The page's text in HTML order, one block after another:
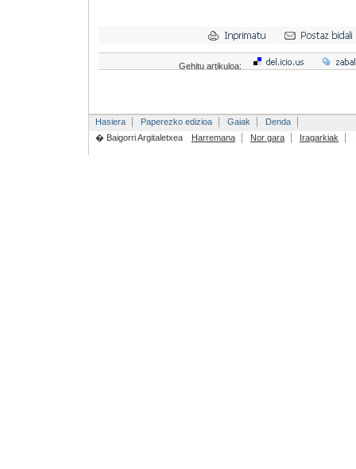
Gehitu artikuloa:
Hasiera Paperezko edizioa Gaiak
Denda
� Baigorri Argitaletxea
Harremana Nor gara Iragarkiak